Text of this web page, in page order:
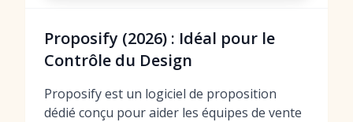
Proposify (2026) : Idéal pour le
Contrôle du Design
Proposify est un logiciel de proposition
dédié conçu pour aider les équipes de vente